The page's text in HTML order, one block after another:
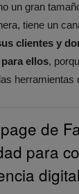
un gran
tiene un
clientes y
para ellos,
herramientas
de
para
digital